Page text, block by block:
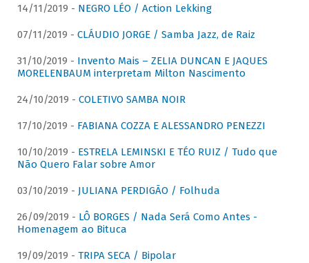
14/11/2019 - NEGRO LÉO / Action Lekking
07/11/2019 - CLÁUDIO JORGE / Samba Jazz, de Raiz
31/10/2019 - Invento Mais – ZELIA DUNCAN E JAQUES
MORELENBAUM interpretam Milton Nascimento
24/10/2019 - COLETIVO SAMBA NOIR
17/10/2019 - FABIANA COZZA E ALESSANDRO PENEZZI
10/10/2019 - ESTRELA LEMINSKI E TÉO RUIZ / Tudo que
Não Quero Falar sobre Amor
03/10/2019 - JULIANA PERDIGÃO / Folhuda
26/09/2019 - LÔ BORGES / Nada Será Como Antes -
Homenagem ao Bituca
19/09/2019 - TRIPA SECA / Bipolar